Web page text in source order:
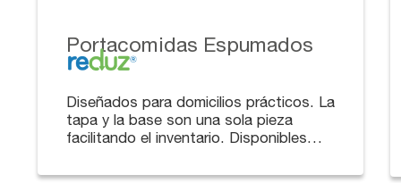
Portacomidas Espumados
Diseñados para domicilios prácticos. La
tapa y la base son una sola pieza
facilitando el inventario. Disponibles
presentación.